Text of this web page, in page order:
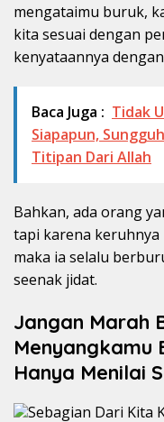
mengataimu buruk,
kita sesuai dengan
kenyataannya
Baca Juga : Tidak
Siapapun,
Titipan Dari Allah
Bahkan, ada orang
tapi karena
maka ia selalu
seenak jidat.
Jangan Marah
Menyangkamu
Hanya Menilai